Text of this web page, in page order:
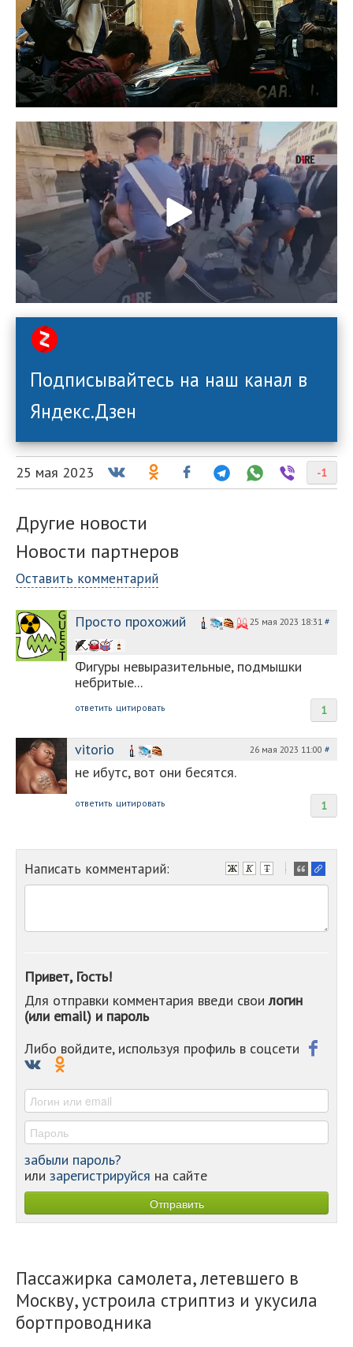
Подписывайтесь на наш канал в
Яндекс.Дзен
-1
25 мая 2023
Другие новости
Новости партнеров
Оставить комментарий
Просто прохожий 25 мая 2023 18:31 #
Фигуры невыразительные, подмышки
небритые...
1
ответить цитировать
vitorio 26 мая 2023 11:00 #
не ибутс, вот они бесятся.
1
ответить цитировать
Написать комментарий:
-
-
-
-
-
Привет, Гость!
Для отправки комментария введи своилогин
(или email) и пароль
Либо войдите, используя профиль в соцсети
забыли пароль?
или зарегистрируйся на сайте
Пассажирка самолета, летевшего в
Москву, устроила стриптиз и укусила
бортпроводника